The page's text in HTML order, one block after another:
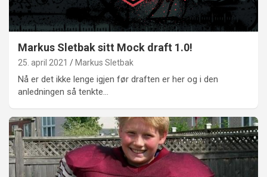
Markus Sletbak sitt Mock draft 1.0!
25. april 2021 Markus Sletbak
Nå er det ikke lenge igjen før draften er her og i den
anledningen så tenkte…